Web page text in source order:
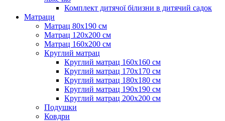
Комплект дитячої білизни в дитячий садок
Матраци
Матрац 80х190 см
Матрац 120х200 см
Матрац 160х200 см
Круглий матрац
Круглий матрац 160х160 см
Круглий матрац 170х170 см
Круглий матрац 180х180 см
Круглий матрац 190х190 см
Круглий матрац 200х200 см
Подушки
Ковдри